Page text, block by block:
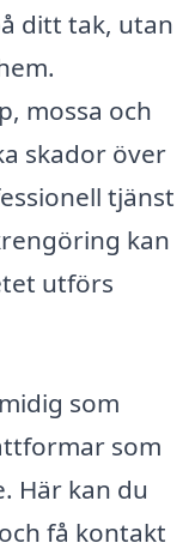
ditt tak, utan
mossa och
skador över
tjänst
kan
utförs
som
som
Här kan du
få kontakt